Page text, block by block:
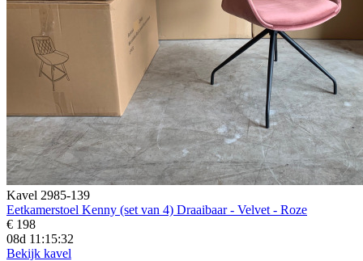
Kavel 2985-139
Eetkamerstoel Kenny (set van 4) Draaibaar - Velvet - Roze
€ 198
08d 11:15:30
Bekijk kavel